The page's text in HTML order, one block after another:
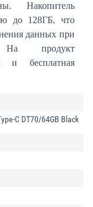
Накопитель
до 128ГБ, что
данных при
На продукт
и бесплатная
C DT70/64GB Black